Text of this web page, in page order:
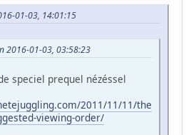
01-03, 14:01:15
2016-01-03, 03:58:23
speciel prequel nézéssel
2011/11/11/the
viewing-order/